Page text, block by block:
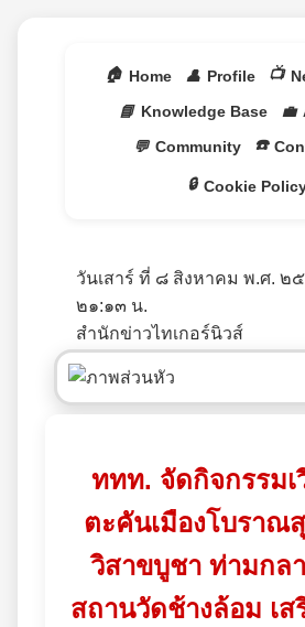
🏠 Home 👤 Profile 📺
📘 Knowledge Base 💼
💬 Community ☎️
🔒 Cookie
วันเสาร์ ที่ ๘ สิงหาคม พ.ศ. ๒
๒๑:๑๓ น.
สำนักข่าวไทเกอร์นิวส์
ททท. จัดกิจกรรมเ
ตะคันเมืองโบราณ
วิสาขบูชา ท่ามกล
สถานวัดช้างล้อม เ